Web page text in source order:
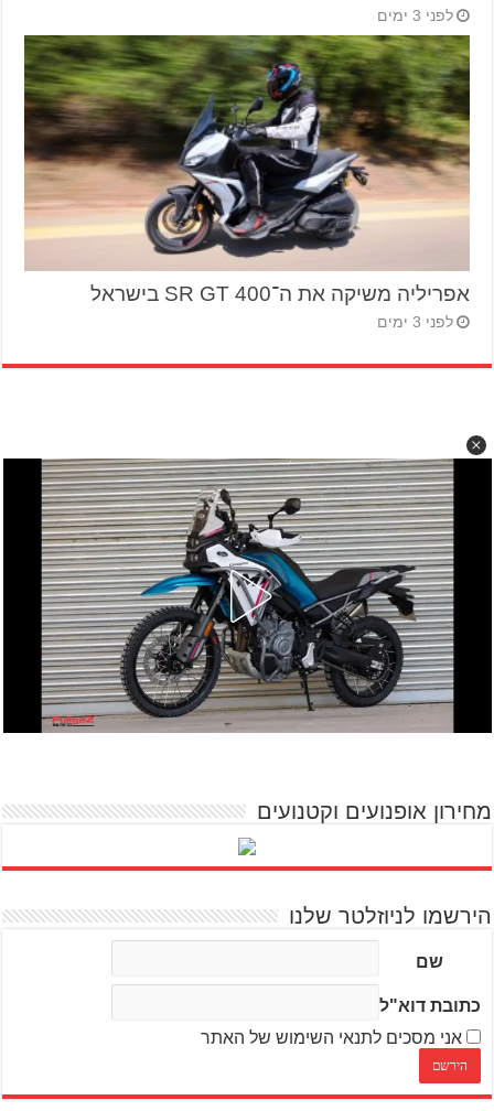
לפני 3 ימים
אפריליה משיקה את ה־SR GT 400 בישראל
לפני 3 ימים
מחירון אופנועים וקטנועים
הירשמו לניוזלטר שלנו
שם
כתובת דוא"ל
אני מסכים לתנאי השימוש של האתר